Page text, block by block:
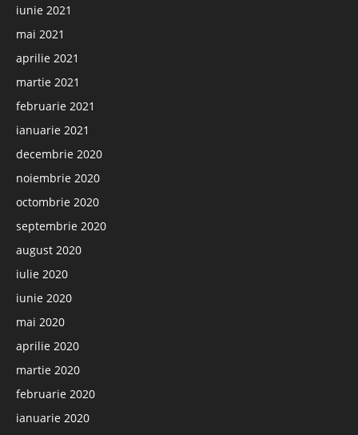
iunie 2021
mai 2021
aprilie 2021
martie 2021
februarie 2021
ianuarie 2021
decembrie 2020
noiembrie 2020
octombrie 2020
septembrie 2020
august 2020
iulie 2020
iunie 2020
mai 2020
aprilie 2020
martie 2020
februarie 2020
ianuarie 2020